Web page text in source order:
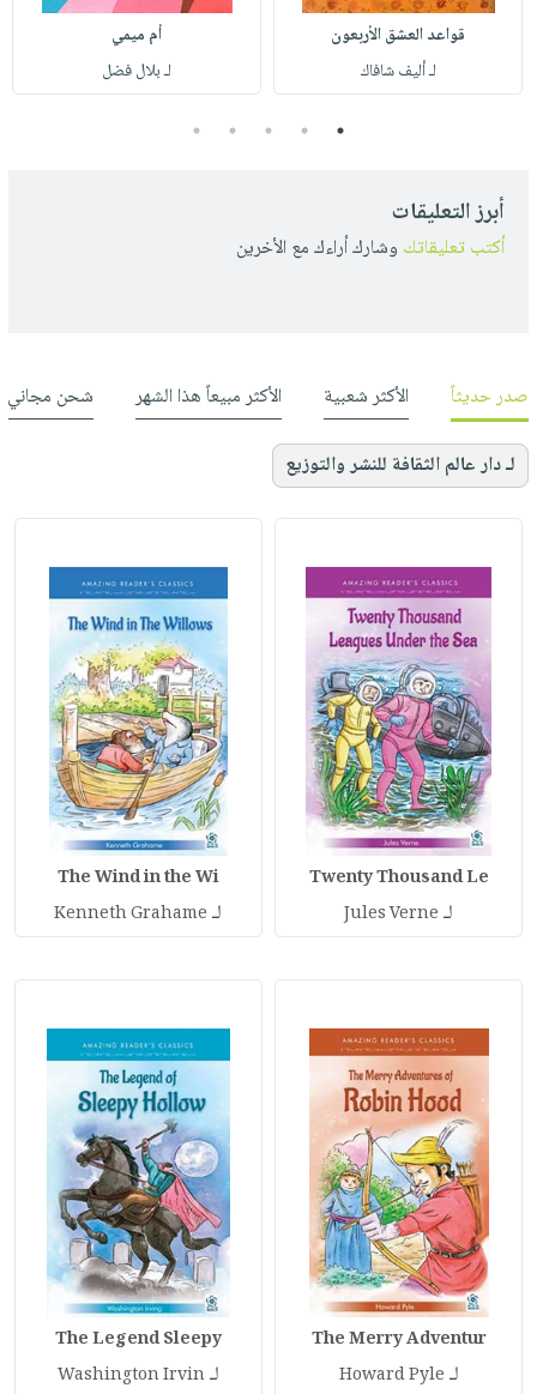
قواعد العشق الأربعون
لـ أليف شافاك
أم ميمي
لـ بلال فضل
1
2
3
4
5
أبرز التعليقات
أكتب تعليقاتك وشارك أراءك مع الأخرين
صدر حديثاً الأكثر شعبية الأكثر مبيعاً هذا الشهر شحن مجاني
لـ دار عالم الثقافة للنشر والتوزيع
Twenty Thousand Le
لـ Jules Verne
The Wind in the Wi
لـ Kenneth Grahame
The Merry Adventur
لـ Howard Pyle
The Legend Sleepy
لـWashington Irvin